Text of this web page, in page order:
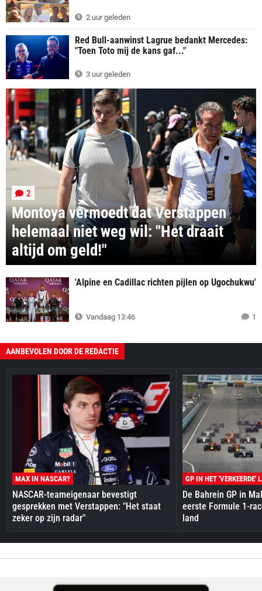
2 uur geleden
Red Bull-aanwinst Lagrue bedankt Mercedes:
"Toen Toto mij de kans gaf..."
3 uur geleden
Montoya vermoedt dat Verstappen
helemaal niet weg wil: "Het draait
altijd om geld!"
2
'Alpine en Cadillac richten pijlen op Ugochukwu'
Vandaag 13:46 1
AANBEVOLEN DOOR DE REDACTIE
MAX IN NASCAR?
NASCAR-teameigenaar bevestigt
gesprekken met Verstappen: "Het staat
zeker op zijn radar"
GP IN HET 'VERKEERDE'
De Bahrein GP in
eerste Formule 1-
land